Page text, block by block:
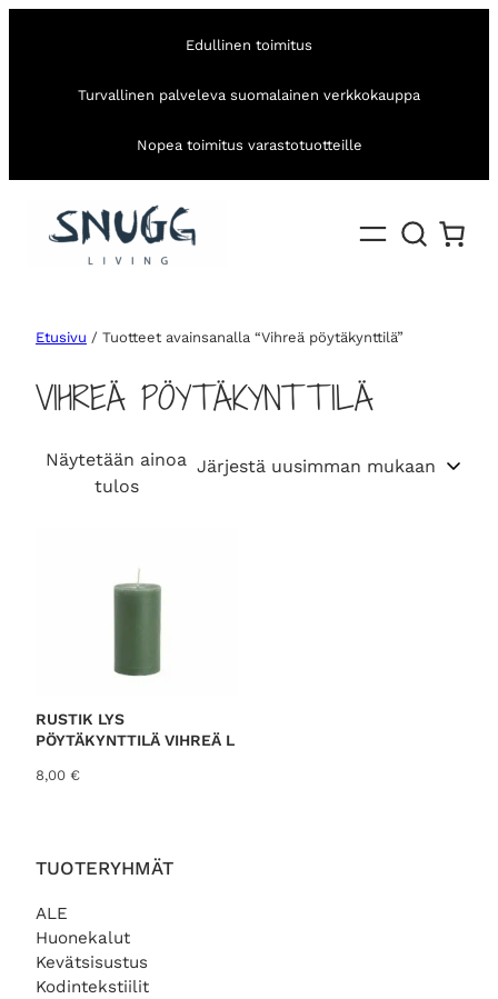
Edullinen toimitus
Turvallinen palveleva suomalainen verkkokauppa
Nopea toimitus varastotuotteille
TUOTERYHMÄT
ALE
Huonekalut
Kevätsisustus
Kodintekstiilit
Etusivu / Tuotteet avainsanalla “Vihreä pöytäkynttilä”
VIHREÄ PÖYTÄKYNTTILÄ
Näytetään ainoa
tulos
RUSTIK LYS
PÖYTÄKYNTTILÄ VIHREÄ L
8,00 €